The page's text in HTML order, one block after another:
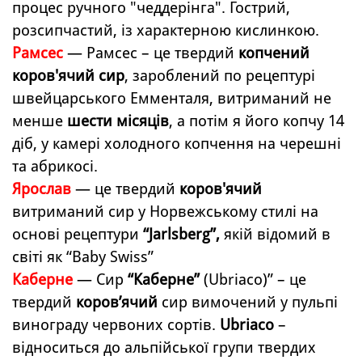
процес ручного "чеддерінга". Гострий,
розсипчастий, із характерною кислинкою.
Рамсес — Рамсес – це твердий копчений
коров'ячий сир, зароблений по рецептурі
швейцарського Емменталя, витриманий не
менше шести місяців, а потім я його копчу 14
діб, у камері холодного копчення на черешні
та абрикосі.
Ярослав — це твердий коров'ячий
витриманий сир у Норвежському стилі на
основі рецептури “Jarlsberg”, якій відомий в
світі як “Baby Swiss”
Каберне — Сир “Каберне”(Ubriaco)” – це
твердий коров’ячий сир вимочений у пульпі
винограду червоних сортів. Ubriaco –
відноситься до альпійської групи твердих